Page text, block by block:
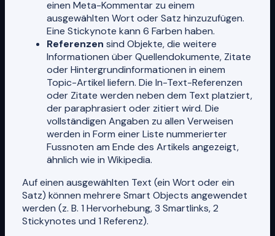
einen Meta-Kommentar zu einem
ausgewählten Wort oder Satz hinzuzufügen.
Eine Stickynote kann 6 Farben haben.
Referenzen sind Objekte, die weitere
Informationen über Quellendokumente, Zitate
oder Hintergrundinformationen in einem
Topic-Artikel liefern. Die In-Text-Referenzen
oder Zitate werden neben dem Text platziert,
der paraphrasiert oder zitiert wird. Die
vollständigen Angaben zu allen Verweisen
werden in Form einer Liste nummerierter
Fussnoten am Ende des Artikels angezeigt,
ähnlich wie in Wikipedia.
Auf einen ausgewählten Text (ein Wort oder ein
Satz) können mehrere Smart Objects angewendet
werden (z. B. 1 Hervorhebung, 3 Smartlinks, 2
Stickynotes und 1 Referenz).